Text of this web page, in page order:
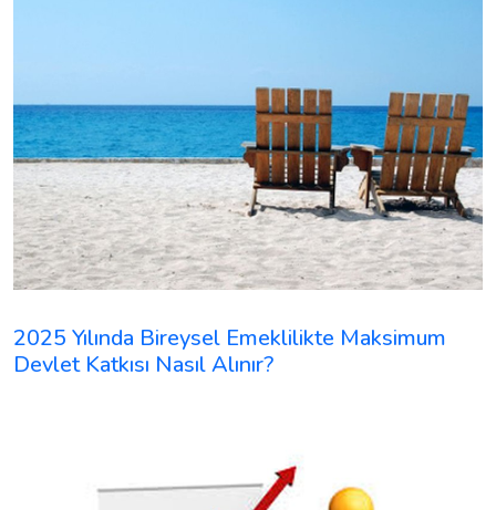
2025 Yılında Bireysel Emeklilikte Maksimum
Devlet Katkısı Nasıl Alınır?